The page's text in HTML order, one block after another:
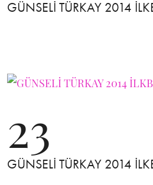
GÜNSELİ TÜRKAY 2014
23
GÜNSELİ TÜRKAY 2014